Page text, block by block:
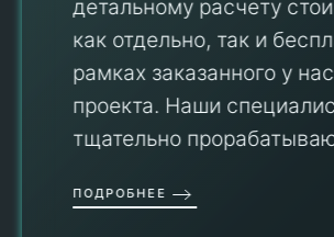
детальному расчету
как отдельно, так и
рамках заказанного у нас
проекта. Наши
тщательно
ПОДРОБНЕЕ